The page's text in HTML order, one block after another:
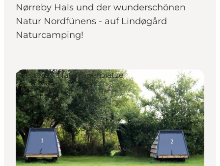
Nørreby Hals und der wunderschönen
Natur Nordfünens - auf Lindøgård
Naturcamping!
Shelters & Naturlagerplätze